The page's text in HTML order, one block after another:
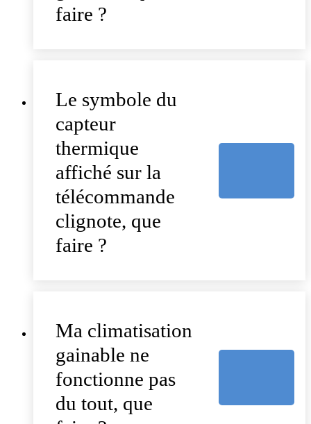
faire ?
Le symbole du
capteur
thermique
affiché sur la
télécommande
clignote, que
faire ?
Ma climatisation
gainable ne
fonctionne pas
du tout, que